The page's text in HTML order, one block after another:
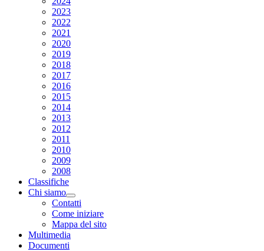
2023
2022
2021
2020
2019
2018
2017
2016
2015
2014
2013
2012
2011
2010
2009
2008
Classifiche
Chi siamo
Contatti
Come iniziare
Mappa del sito
Multimedia
Documenti